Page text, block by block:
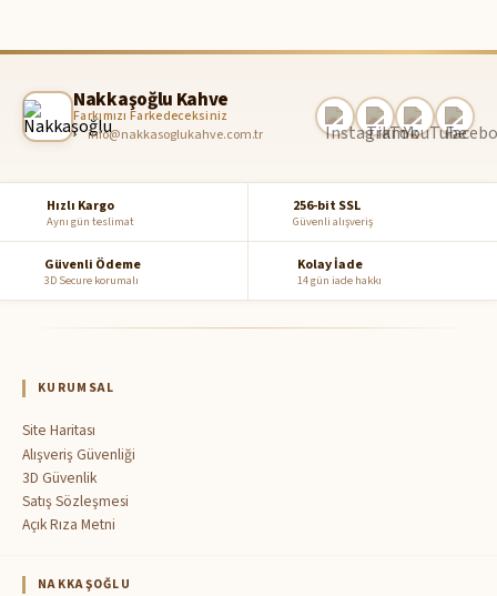
Nakkaşoğlu Kahve
Farkımızı Farkedeceksiniz
info@nakkasoglukahve.com.tr
Hızlı Kargo
Aynı gün teslimat
256-bit SSL
Güvenli alışveriş
Güvenli Ödeme
3D Secure korumalı
Kolay İade
14 gün iade hakkı
KURUMSAL
Site Haritası
Alışveriş Güvenliği
3D Güvenlik
Satış Sözleşmesi
Açık Rıza Metni
NAKKAŞOĞLU